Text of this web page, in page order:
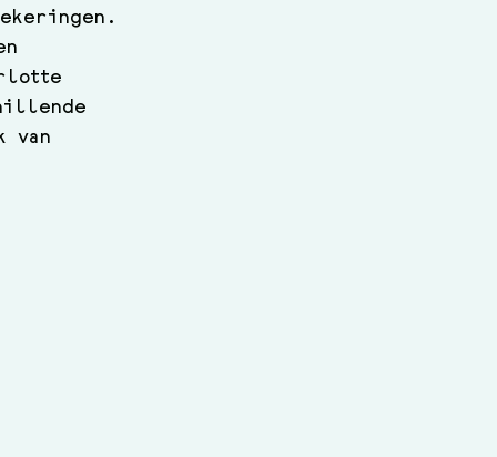
van